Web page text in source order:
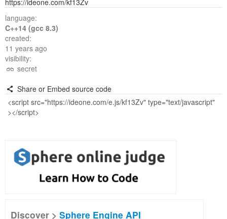
https://ideone.com/kf13Zv
language:
C++14 (gcc 8.3)
created:
11 years ago
visibility:
secret
Share or Embed source code
Discover > Sphere Engine API